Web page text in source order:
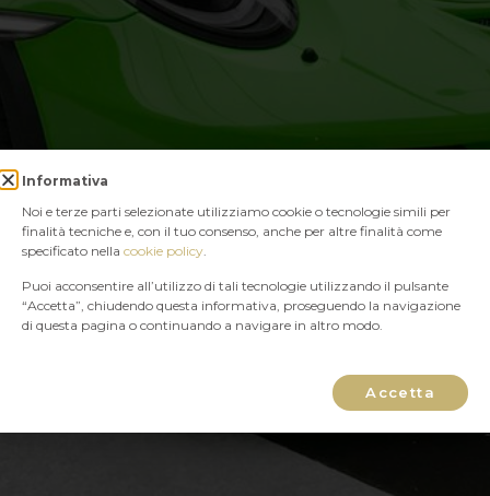
Informativa
Noi e terze parti selezionate utilizziamo cookie o tecnologie simili per
finalità tecniche e, con il tuo consenso, anche per altre finalità come
specificato nella cookie policy
Puoi acconsentire all’utilizzo di tali tecnologie utilizzando il pulsante
“Accetta”, chiudendo questa informativa, proseguendo la navigazione
di questa pagina o continuando a navigare in altro modo.
Accetta